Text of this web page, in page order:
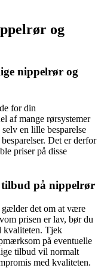
og
nippelrør og
for din
af mange rørsystemer
en lille besparelse
Det er derfor
priser på disse
tilbud på nippelrør
det om at være
prisen er lav, bør du
kvaliteten. Tjek
på eventuelle
tilbud vil normalt
med kvaliteten.